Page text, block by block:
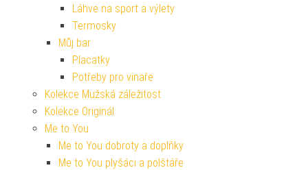
Láhve na sport a výlety
Termosky
Můj bar
Placatky
Potřeby pro vinaře
Kolekce Mužská záležitost
Kolekce Originál
Me to You
Me to You dobroty a doplňky
Me to You plyšáci a polštáře